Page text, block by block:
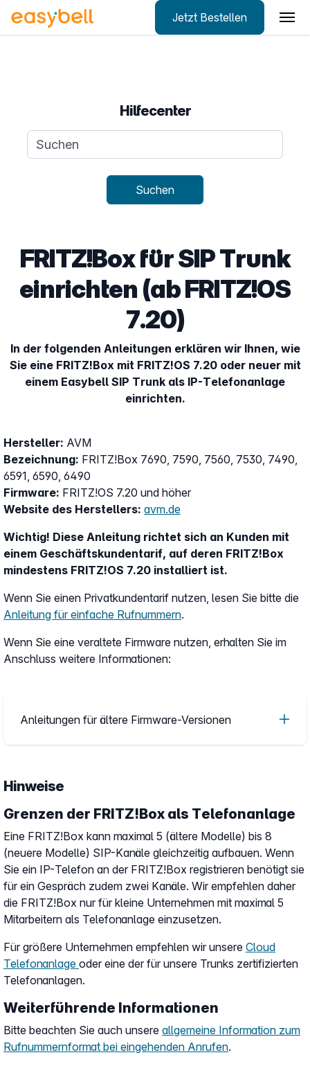
Jetzt Bestellen
Hilfecenter
Suchanfrage
Suchen
FRITZ!Box für SIP Trunk
einrichten (ab FRITZ!OS
7.20)
In der folgenden Anleitungen erklären wir Ihnen, wie
Sie eine FRITZ!Box mit FRITZ!OS 7.20 oder neuer mit
einem Easybell SIP Trunk als IP-Telefonanlage
einrichten.
Hersteller: AVM
Bezeichnung: FRITZ!Box 7690, 7590, 7560, 7530, 7490,
6591, 6590, 6490
Firmware: FRITZ!OS 7.20 und höher
Website des Herstellers: avm.de
Wichtig! Diese Anleitung richtet sich an Kunden mit
einem Geschäftskundentarif, auf deren FRITZ!Box
mindestens FRITZ!OS 7.20 installiert ist.
Wenn Sie einen Privatkundentarif nutzen, lesen Sie bitte die
Anleitung für einfache Rufnummern.
Wenn Sie eine veraltete Firmware nutzen, erhalten Sie im
Anschluss weitere Informationen:
Anleitungen für ältere Firmware-Versionen
Hinweise
Grenzen der FRITZ!Box als Telefonanlage
Eine FRITZ!Box kann maximal 5 (ältere Modelle) bis 8
(neuere Modelle) SIP-Kanäle gleichzeitig aufbauen. Wenn
Sie ein IP-Telefon an der FRITZ!Box registrieren benötigt sie
für ein Gespräch zudem zwei Kanäle. Wir empfehlen daher
die FRITZ!Box nur für kleine Unternehmen mit maximal 5
Mitarbeitern als Telefonanlage einzusetzen.
Für größere Unternehmen empfehlen wir unsere Cloud
Telefonanlage oder eine der für unsere Trunks zertifizierten
Telefonanlagen.
Weiterführende Informationen
Bitte beachten Sie auch unsere allgemeine Information zum
Rufnummernformat bei eingehenden Anrufen.